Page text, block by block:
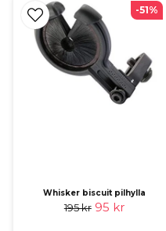
Whisker biscuit pilhylla
195 kr 95 kr
-51%